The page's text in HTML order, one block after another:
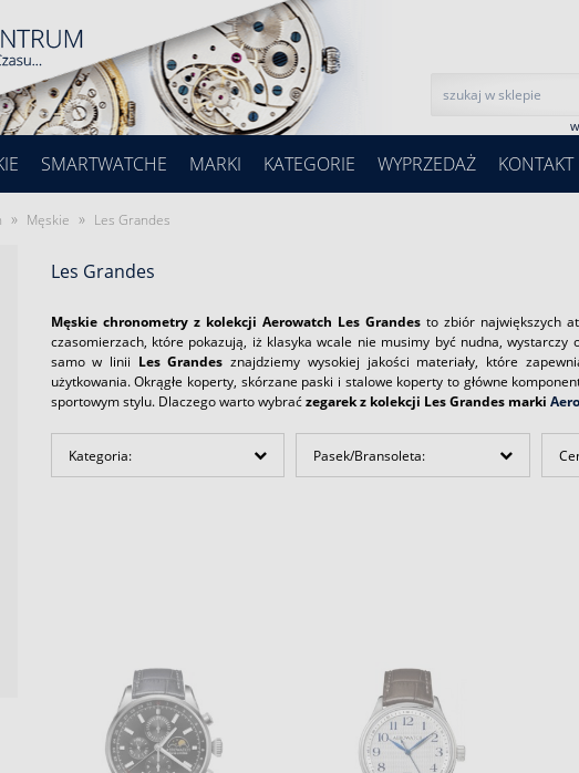
SMARTWATCHE MARKI KATEGORIE WYPRZEDAŻ KONTAKT
» Męskie » Les Grandes
Les Grandes
Męskie chronometry z kolekcji Aerowatch Les Grandesto zbiór największych
czasomierzach, które pokazują, iż klasyka wcale nie musimy być nudna,
samo w linii Les Grandes znajdziemy wysokiej jakości materiały, które
użytkowania. Okrągłe koperty, skórzane paski i stalowe koperty to główne
sportowym stylu. Dlaczego warto wybraćzegarek z kolekcji Les Grandes marki
Kategoria: Pasek/Bransoleta: